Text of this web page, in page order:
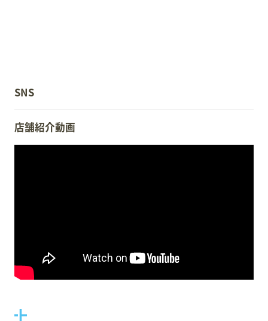
SNS
店舗紹介動画